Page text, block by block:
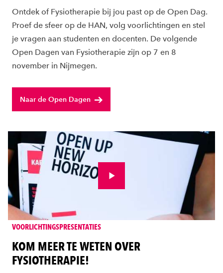
Ontdek of Fysiotherapie bij jou past op de Open Dag.
Proef de sfeer op de HAN, volg voorlichtingen en stel
je vragen aan studenten en docenten. De volgende
Open Dagen van Fysiotherapie zijn op 7 en 8
november in Nijmegen.
Naar de Open Dagen
VOORLICHTINGSPRESENTATIES
KOM MEER TE WETEN OVER
FYSIOTHERAPIE!
Bekijk video